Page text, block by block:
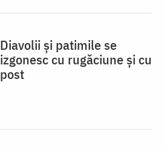
Diavolii și patimile se
izgonesc cu rugăciune și cu
post